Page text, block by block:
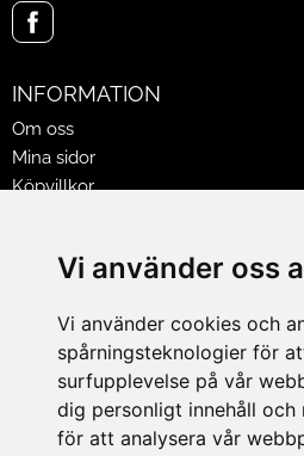
Vi använder oss
Vi använder cookies och
spårningsteknologier för
surfupplevelse på vår
dig personligt innehåll och
för att analysera vår
INFORMATION
Om oss
Mina sidor
Köpvillkor
Jobba på Hasselgrens
LEVERANS
BETALNINGSSÄTT